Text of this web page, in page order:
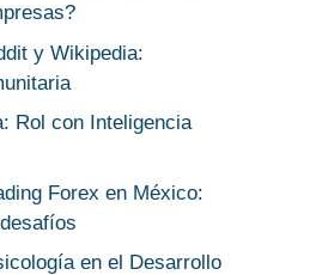
y Wikipedia:
Rol con Inteligencia
Forex en México:
en el Desarrollo